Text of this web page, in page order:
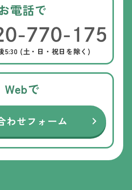
電話で
5:30 (土・日・祝日を除く)
Webで
わせフォーム